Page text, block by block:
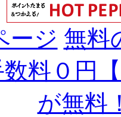
ージ 無料
料０円
が無料